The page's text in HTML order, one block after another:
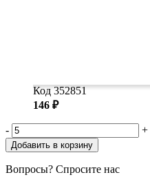
Код 352851
146 ₽
- +
Добавить в корзину
Вопросы? Спросите нас